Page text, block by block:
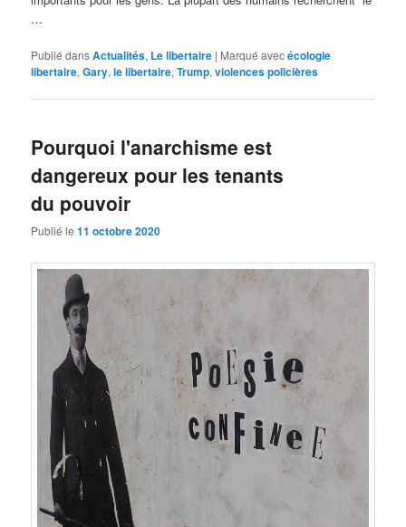
…
Publié dansActualités, Le libertaire | Marqué avecécologie
libertaire,Gary,le libertaire,Trump,violences policières
Pourquoi l'anarchisme est
dangereux pour les tenants
du pouvoir
Publié le11 octobre 2020